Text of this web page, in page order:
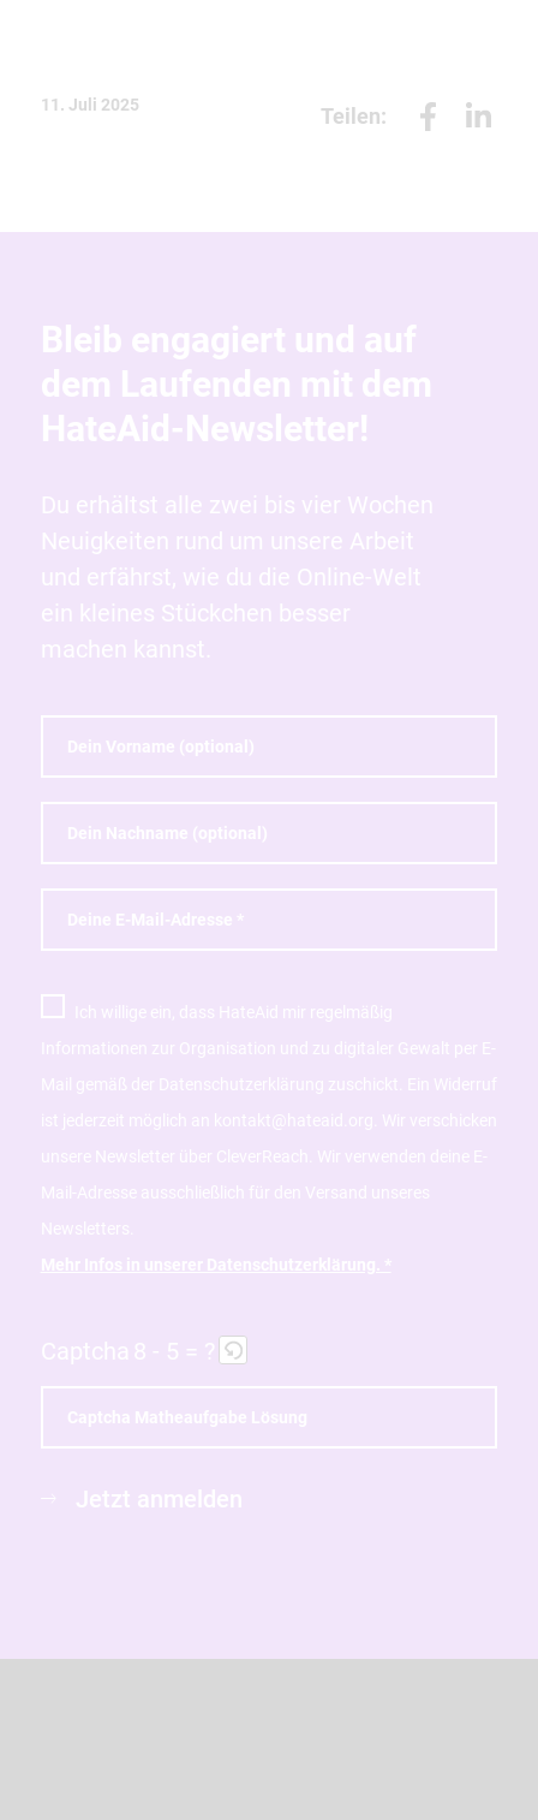
11. Juli 2025 Teilen:
Bleib engagiert und auf
dem Laufenden mit dem
HateAid-Newsletter!
Du erhältst alle zwei bis vier Wochen
Neuigkeiten rund um unsere Arbeit
und erfährst, wie du die Online-Welt
ein kleines Stückchen besser
machen kannst.
Ich willige ein, dass HateAid mir regelmäßig
Informationen zur Organisation und zu digitaler Gewalt per E-
Mail gemäß der Datenschutzerklärung zuschickt. Ein Widerruf
ist jederzeit möglich an kontakt@hateaid.org. Wir verschicken
unsere Newsletter über CleverReach. Wir verwenden deine E-
Mail-Adresse ausschließlich für den Versand unseres
Newsletters.
Mehr Infos in unserer Datenschutzerklärung. *
Captcha 8 - 5 = ?
i
Jetzt anmelden